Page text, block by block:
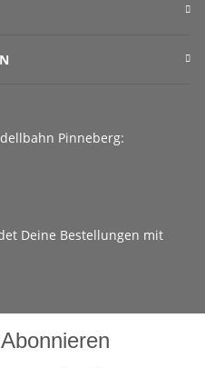
Pinneberg:
Deine Bestellungen mit